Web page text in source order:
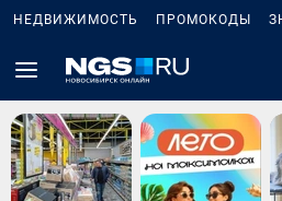
НЕДВИЖИМОСТЬ ПРОМОКОДЫ